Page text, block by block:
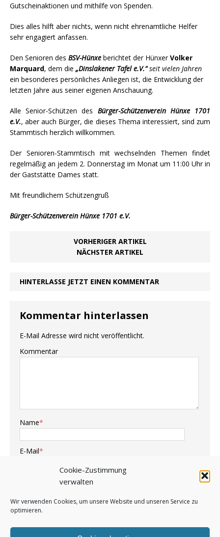
Cookie-Zustimmung
verwalten
Wir verwenden Cookies, um unsere Website und unseren Service zu
optimieren.
Gutscheinaktionen und mithilfe von Spenden.
Dies alles hilft aber nichts, wenn nicht ehrenamtliche Helfer
sehr engagiert anfassen.
Den Senioren des BSV-Hünxe berichtet der HünxerVolker
Marquard, dem die „Dinslakener Tafel e.V.“seit vielen Jahren
ein besonderes persönliches Anliegen ist, die Entwicklung der
letzten Jahre aus seiner eigenen Anschauung.
Alle Senior-Schützen des Bürger-Schützenverein Hünxe 1701
e.V., aber auch Bürger, die dieses Thema interessiert, sind zum
Stammtisch herzlich willkommen.
Der Senioren-Stammtisch mit wechselnden Themen findet
regelmäßig an jedem 2. Donnerstag im Monat um 11:00 Uhr in
der Gaststätte Dames statt.
Mit freundlichem Schützengruß
Bürger-Schützenverein Hünxe 1701 e.V.
VORHERIGER ARTIKEL
NÄCHSTER ARTIKEL
HINTERLASSE JETZT EINEN KOMMENTAR
Kommentar hinterlassen
E-Mail Adresse wird nicht veröffentlicht.
Kommentar
Name*
E-Mail*